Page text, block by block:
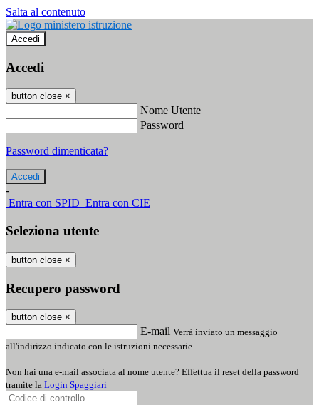
Salta al contenuto
Accedi
Accedi
button close ×
Nome Utente
Password
Password dimenticata?
-
Entra con SPID Entra con CIE
Seleziona utente
button close ×
Recupero password
button close ×
E-mail Verrà inviato un messaggio
all'indirizzo indicato con le istruzioni necessarie.
Non hai una e-mail associata al nome utente? Effettua il reset della password
tramite la Login Spaggiari